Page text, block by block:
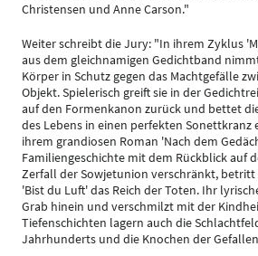
Christensen und Anne Carson."
Weiter schreibt die Jury: "In ihrem Zyklus
aus dem gleichnamigen Gedichtband
Körper in Schutz gegen das Machtgefälle
Objekt. Spielerisch greift sie in der
auf den Formenkanon zurück und bettet
des Lebens in einen perfekten Sonettkranz
ihrem grandiosen Roman 'Nach dem
Familiengeschichte mit dem Rückblick auf
Zerfall der Sowjetunion verschränkt,
'Bist du Luft' das Reich der Toten. Ihr
Grab hinein und verschmilzt mit der
Tiefenschichten lagern auch die
Jahrhunderts und die Knochen der